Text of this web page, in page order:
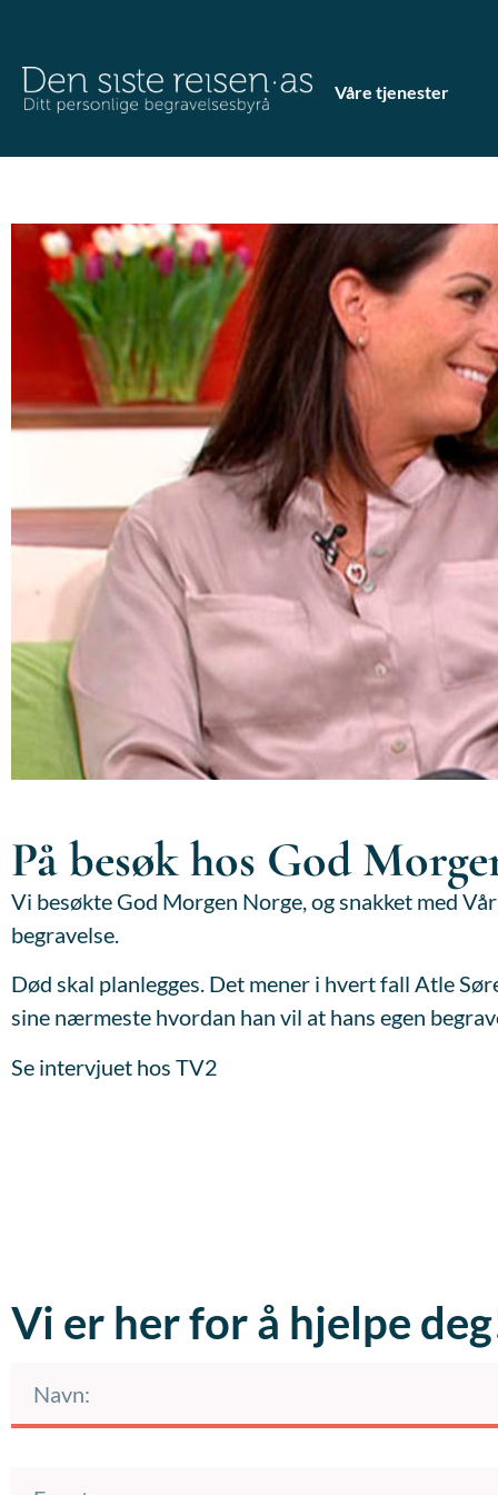
Våre tjenester
På besøk hos God
Vi besøkte God Morgen Norge, og snakket med
begravelse.
Død skal planlegges. Det mener i hvert fall Atle
sine nærmeste hvordan han vil at hans egen
Se intervjuet hos TV2
Vi er her for å hjelpe